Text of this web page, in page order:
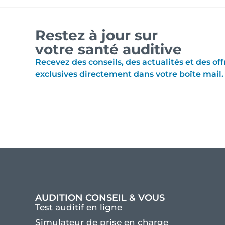
Restez à jour sur
votre santé auditive
Recevez des conseils, des actualités et des
exclusives directement dans votre boîte mail.
AUDITION CONSEIL & VOUS
Test auditif en ligne
Simulateur de prise en charge